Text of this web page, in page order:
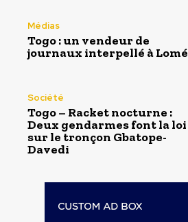
Médias
Togo : un vendeur de
journaux interpellé à Lomé
Société
Togo – Racket nocturne :
Deux gendarmes font la loi
sur le tronçon Gbatope-
Davedi